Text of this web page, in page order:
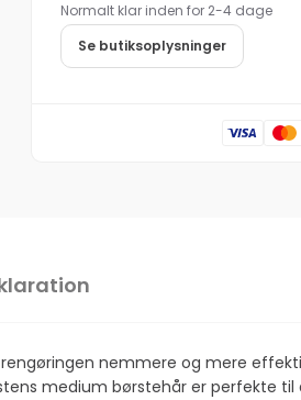
PVC
43
cm,
hvid,
PVC
43
Normalt klar inden for 2-4 dage
Se butiksoplysninger
nemmere og mere
medium børstehår er perfekte